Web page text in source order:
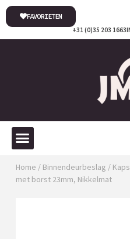
+31 (0)35 203 1663
FAVORIETEN
Home / Binnendeurbeslag /
met borst 23mm, Nikkelmat